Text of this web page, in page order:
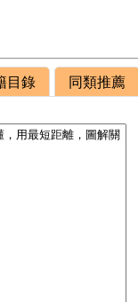
目錄 同類推薦